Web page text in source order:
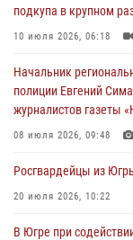
Офицеры Росгвардии
память генерала
В Югре при силовой
подозреваемые в
06 августа 2026, 09:07
Урайский отдел
60-летний юбилей
подкупа в крупном
10 июля 2026, 06:18
Начальник
полиции Евгений
журналистов газеты
08 июля 2026, 09:48
Росгвардейцы из
20 июля 2026, 10:22
В Югре при